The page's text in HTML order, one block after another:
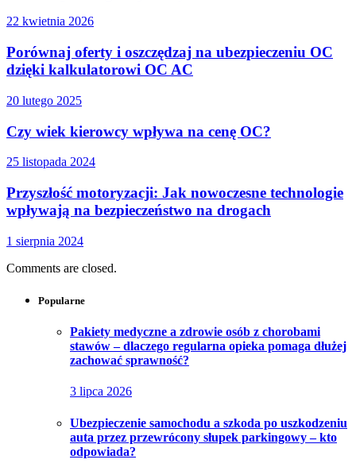
22 kwietnia 2026
Porównaj oferty i oszczędzaj na ubezpieczeniu OC
dzięki kalkulatorowi OC AC
20 lutego 2025
Czy wiek kierowcy wpływa na cenę OC?
25 listopada 2024
Przyszłość motoryzacji: Jak nowoczesne technologie
wpływają na bezpieczeństwo na drogach
1 sierpnia 2024
Comments are closed.
Popularne
Pakiety medyczne a zdrowie osób z chorobami
stawów – dlaczego regularna opieka pomaga dłużej
zachować sprawność?
3 lipca 2026
Ubezpieczenie samochodu a szkoda po uszkodzeniu
auta przez przewrócony słupek parkingowy – kto
odpowiada?